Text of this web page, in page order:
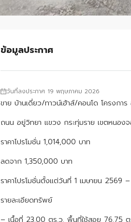
ข้อมูลประกาศ
วันที่ลงประกาศ 19 พฤษภาคม 2026
ขาย บ้านเดี่ยว/ทาวน์เฮ้าส์/คอนโด โครงกา
ถนน อยู่วิทยา แขวง กระทุ่มราย เขตหนอ
ราคาโปรโมชั่น 1,014,000 บาท
ลดจาก 1,350,000 บาท
ราคาโปรโมชั่นตั้งแต่วันที่ 1 เมษายน 2569
รายละเอียดทรัพย์
– เนื้อที่ 23.00 ตร.ว. พื้นที่ใช้สอย 76.75 ต